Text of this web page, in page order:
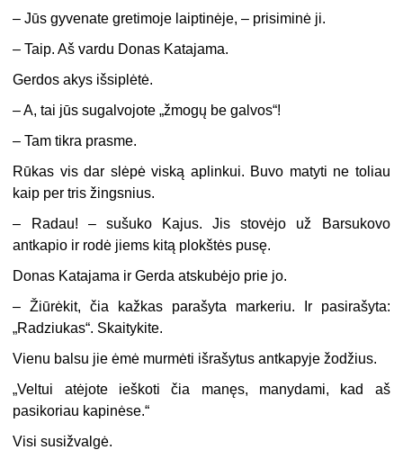
– Jūs gyvenate gretimoje laiptinėje, – prisiminė ji.
– Taip. Aš vardu Donas Katajama.
Gerdos akys išsiplėtė.
– A, tai jūs sugalvojote „žmogų be galvos“!
– Tam tikra prasme.
Rūkas vis dar slėpė viską aplinkui. Buvo matyti ne toliau
kaip per tris žingsnius.
– Radau! – sušuko Kajus. Jis stovėjo už Barsukovo
antkapio ir rodė jiems kitą plokštės pusę.
Donas Katajama ir Gerda atskubėjo prie jo.
– Žiūrėkit, čia kažkas parašyta markeriu. Ir pasirašyta:
„Radziukas“. Skaitykite.
Vienu balsu jie ėmė murmėti išrašytus antkapyje žodžius.
„Veltui atėjote ieškoti čia manęs, manydami, kad aš
pasikoriau kapinėse.“
Visi susižvalgė.